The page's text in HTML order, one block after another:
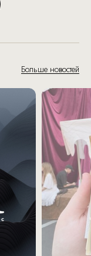
Больше новостей